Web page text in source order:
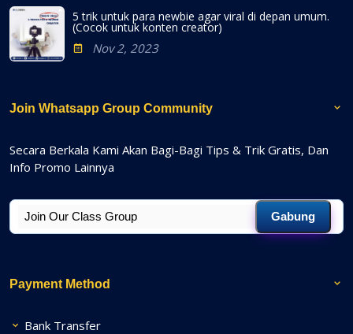
5 trik untuk para newbie agar viral di depan umum.
(Cocok untuk konten creator)
Nov 2, 2023
Join Whatsapp Group Community
Secara Berkala Kami Akan Bagi-Bagi Tips & Trik Gratis, Dan
Info Promo Lainnya
Gabung
Payment Method
Bank Transfer